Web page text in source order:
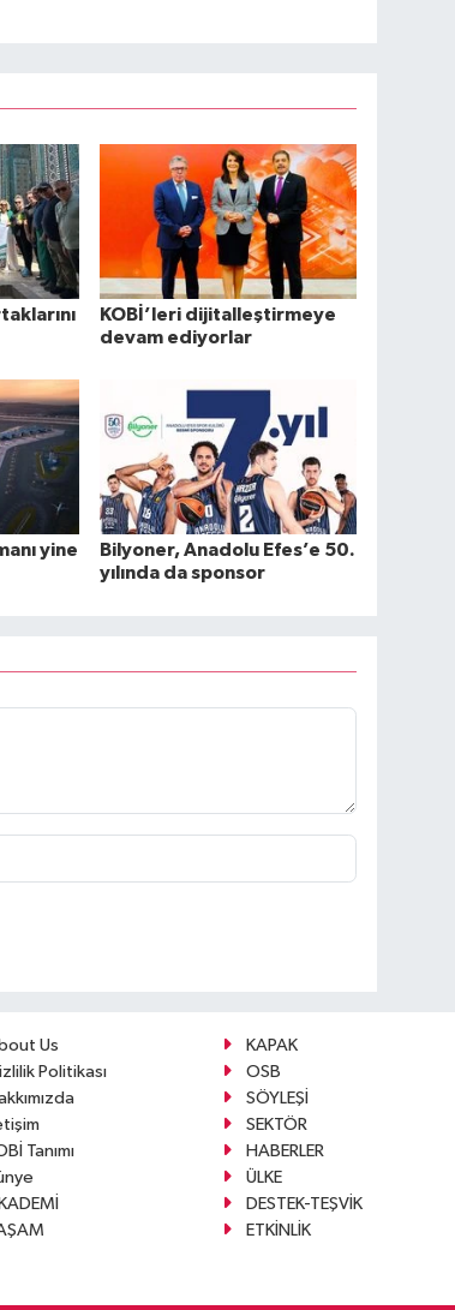
KOBİ’leri dijitalleştirmeye
devam ediyorlar
yine
Bilyoner, Anadolu Efes’e 50.
yılında da sponsor
Us
KAPAK
Politikası
OSB
SÖYLEŞİ
SEKTÖR
Tanımı
HABERLER
ÜLKE
DESTEK-TEŞVİK
ETKİNLİK